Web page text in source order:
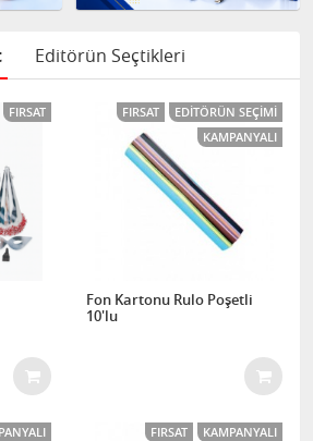
Editörün Seçtikleri
FIRSAT FIRSAT
EDITÖRÜN SEÇIMI
KAMPANYALI
Fon Kartonu Rulo Poşetli
10'lu
FIRSAT KAMPANYALI